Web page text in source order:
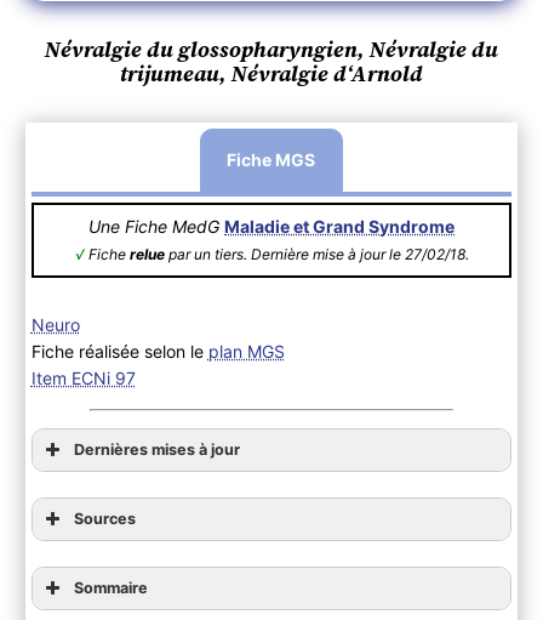
Névralgie du glossopharyngien, Névralgie du
trijumeau, Névralgie d‘Arnold
Fiche MGS
Une Fiche MedG Maladie et Grand Syndrome
√Fiche reluepar un tiers. Dernière mise à jour le 27/02/18.
Neuro
Fiche réalisée selon le plan MGS
Item ECNi 97
Dernières mises à jour
Sources
Sommaire